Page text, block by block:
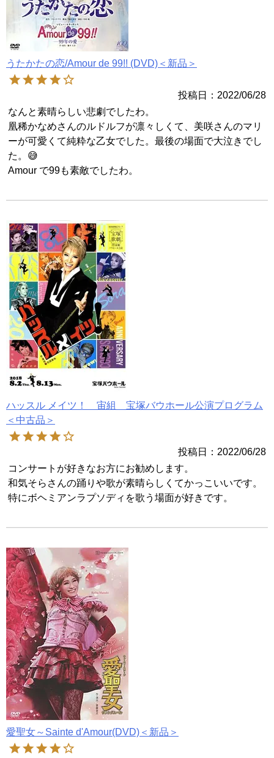
うたかたの恋/Amour de 99!! (DVD)＜新品＞
投稿日
2022/06/28
なんと素晴らしい悲劇でしたわ。
凰稀かなめさんのルドルフが凛々しくて、美咲さんのマリ
ーが可愛くて純粋な乙女でした。最後の場面で大泣きでし
た。😅
Amour で99も素敵でしたわ。
ハッスル メイツ！ 宙組 宝塚バウホール公演プログラム
＜中古品＞
投稿日
2022/06/28
コンサートが好きなお方にお勧めします。
和気そらさんの踊りや歌が素晴らしくてかっこいいです。
特にボヘミアンラプソディを歌う場面が好きです。
愛聖女～Sainte d'Amour(DVD)＜新品＞